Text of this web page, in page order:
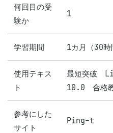
何回目の受
験か
1
学習期間 1カ月（30時
使用テキス
ト
最短突破　
10.0　合格
参考にした
サイト
Ping-t